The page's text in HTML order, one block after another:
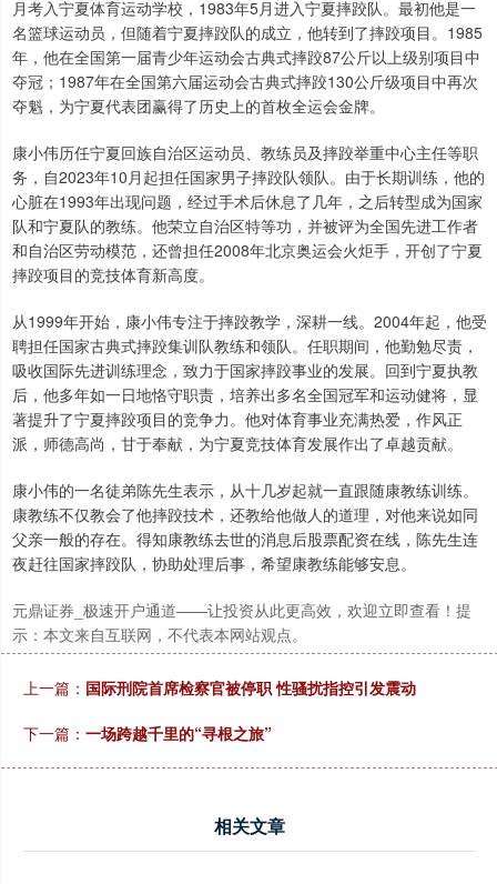
月考入宁夏体育运动学校，1983年5月进入宁夏摔跤队。最初他是一
名篮球运动员，但随着宁夏摔跤队的成立，他转到了摔跤项目。1985
年，他在全国第一届青少年运动会古典式摔跤87公斤以上级别项目中
夺冠；1987年在全国第六届运动会古典式摔跤130公斤级项目中再次
夺魁，为宁夏代表团赢得了历史上的首枚全运会金牌。
康小伟历任宁夏回族自治区运动员、教练员及摔跤举重中心主任等职
务，自2023年10月起担任国家男子摔跤队领队。由于长期训练，他的
心脏在1993年出现问题，经过手术后休息了几年，之后转型成为国家
队和宁夏队的教练。他荣立自治区特等功，并被评为全国先进工作者
和自治区劳动模范，还曾担任2008年北京奥运会火炬手，开创了宁夏
摔跤项目的竞技体育新高度。
从1999年开始，康小伟专注于摔跤教学，深耕一线。2004年起，他受
聘担任国家古典式摔跤集训队教练和领队。任职期间，他勤勉尽责，
吸收国际先进训练理念，致力于国家摔跤事业的发展。回到宁夏执教
后，他多年如一日地恪守职责，培养出多名全国冠军和运动健将，显
著提升了宁夏摔跤项目的竞争力。他对体育事业充满热爱，作风正
派，师德高尚，甘于奉献，为宁夏竞技体育发展作出了卓越贡献。
康小伟的一名徒弟陈先生表示，从十几岁起就一直跟随康教练训练。
康教练不仅教会了他摔跤技术，还教给他做人的道理，对他来说如同
父亲一般的存在。得知康教练去世的消息后股票配资在线，陈先生连
夜赶往国家摔跤队，协助处理后事，希望康教练能够安息。
元鼎证券_极速开户通道——让投资从此更高效，欢迎立即查看！提
示：本文来自互联网，不代表本网站观点。
上一篇： 国际刑院首席检察官被停职 性骚扰指控引发震动
下一篇： 一场跨越千里的“寻根之旅”
相关文章